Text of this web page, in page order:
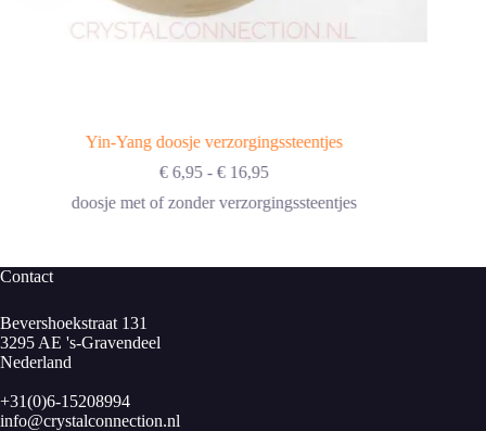
Yin-Yang doosje verzorgingssteentjes
€6,95 - €16,95Prijsklasse:
tot
doosje met of zonder verzorgingssteentjes
Contact
Bevershoekstraat 131
3295 AE 's-Gravendeel
Nederland
+31(0)6-15208994
info@crystalconnection.nl